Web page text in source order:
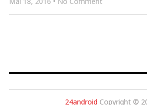
24android Copyright ©